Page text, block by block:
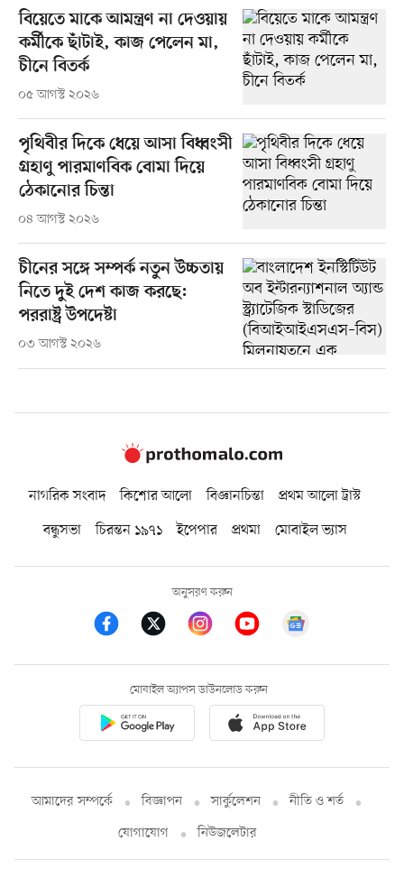
বিয়েতে মাকে আমন্ত্রণ না দেওয়ায়
কর্মীকে ছাঁটাই, কাজ পেলেন মা,
চীনে বিতর্ক
০৫ আগস্ট ২০২৬
পৃথিবীর দিকে ধেয়ে আসা বিধ্বংসী
গ্রহাণু পারমাণবিক বোমা দিয়ে
ঠেকানোর চিন্তা
০৪ আগস্ট ২০২৬
চীনের সঙ্গে সম্পর্ক নতুন উচ্চতায়
নিতে দুই দেশ কাজ করছে:
পররাষ্ট্র উপদেষ্টা
০৩ আগস্ট ২০২৬
নাগরিক সংবাদ কিশোর আলো বিজ্ঞানচিন্তা
প্রথম আলো ট্রাস্ট
বন্ধুসভা
চিরন্তন ১৯৭১ ইপেপার প্রথমা মোবাইল ভ্যাস
অনুসরণ করুন
মোবাইল অ্যাপস ডাউনলোড করুন
আমাদের সম্পর্কে বিজ্ঞাপন সার্কুলেশন
নীতি ও শর্ত
যোগাযোগ
নিউজলেটার